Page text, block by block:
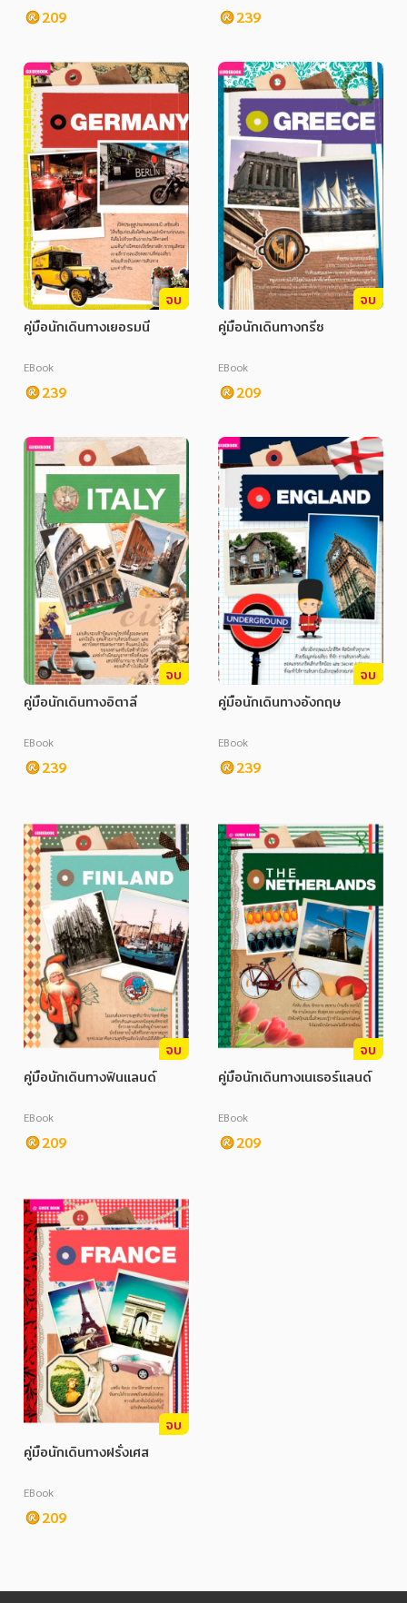
209 239
จบ
คู่มือนักเดินทางเยอรมนี
EBook
239
จบ
คู่มือนักเดินทางกรีซ
EBook
209
จบ
คู่มือนักเดินทางอิตาลี
EBook
239
จบ
คู่มือนักเดินทางอังกฤษ
EBook
239
จบ
คู่มือนักเดินทางฟินแลนด์
EBook
209
จบ
คู่มือนักเดินทางเนเธอร์แลนด์
EBook
209
จบ
คู่มือนักเดินทางฝรั่งเศส
EBook
209